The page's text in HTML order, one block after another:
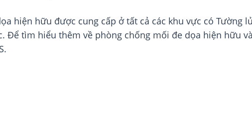
hiện hữu được cung cấp ở tất cả các khu vực có Tường
Để tìm hiểu thêm về phòng chống mối đe dọa hiện hữu